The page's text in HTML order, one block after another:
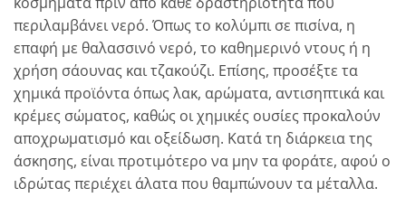
περιλαμβάνει νερό. Όπως το κολύμπι σε πισίνα, η
επαφή με θαλασσινό νερό, το καθημερινό ντους ή η
χρήση σάουνας και τζακούζι. Επίσης, προσέξτε τα
χημικά προϊόντα όπως λακ, αρώματα, αντισηπτικά και
κρέμες σώματος, καθώς οι χημικές ουσίες προκαλούν
αποχρωματισμό και οξείδωση. Κατά τη διάρκεια της
άσκησης, είναι προτιμότερο να μην τα φοράτε, αφού ο
ιδρώτας περιέχει άλατα που θαμπώνουν τα μέταλλα.